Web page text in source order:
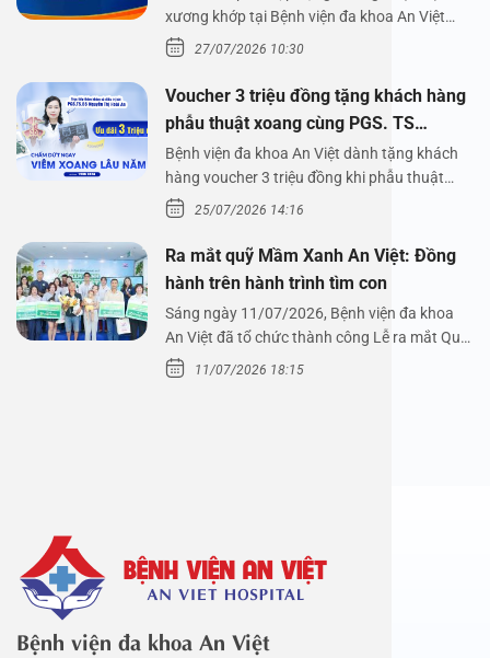
xương khớp tại Bệnh viện đa khoa An Việt
Bệnh viện đa…
27/07/2026 10:30
Voucher 3 triệu đồng tặng khách hàng
phẫu thuật xoang cùng PGS. TS
Nguyễn Thị Hoài An
Bệnh viện đa khoa An Việt dành tặng khách
hàng voucher 3 triệu đồng khi phẫu thuật
xoang cùng PGS.…
25/07/2026 14:16
Ra mắt quỹ Mầm Xanh An Việt: Đồng
hành trên hành trình tìm con
Sáng ngày 11/07/2026, Bệnh viện đa khoa
An Việt đã tổ chức thành công Lễ ra mắt Quỹ
Mầm Xanh…
11/07/2026 18:15
Bệnh viện đa khoa An Việt